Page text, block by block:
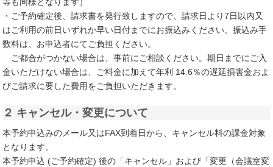
等も同様となります）
・ご予約確定後、請求書を発行致しますので、請求日より7日以内又
はご利用の前日いずれか早い日付までにお振込みください。振込み手
数料は、お申込者にてご負担ください。
ご都合がつかない場合は、事前にご相談ください。期日までにご入
金いただけない場合は、ご料金に加えて年利 14.6％の遅延損害金およ
びご請求に要した費用をご負担いただきます。
２ キャンセル・変更について
本予約申込みのメール又はFAX到着日から、キャンセル料の課金対象
となります。
本予約申込 (ご予約確定) 後の「キャンセル」および「変更（会議室変